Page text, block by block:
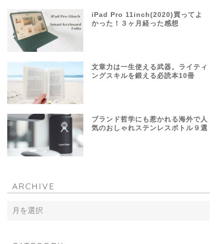
iPad Pro 11inch(2020)買ってよ
かった！３ヶ月経った感想
文章力は一生使える武器。ライティ
ングスキルを鍛える必読本10冊
ブランド哲学にも惹かれる海外で人
気のおしゃれステンレスボトル９選
ARCHIVE